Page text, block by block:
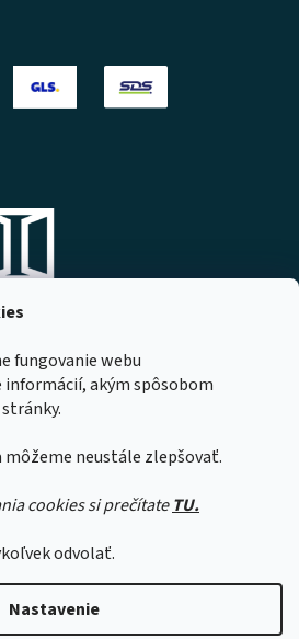
fungovanie webu
akým spôsobom
môžeme neustále zlepšovať.
cookies si prečítateTU.
odvolať.
Nastavenie
našimi
čas expedície
1 až 2 pracovné dni.
s.r.o.
167